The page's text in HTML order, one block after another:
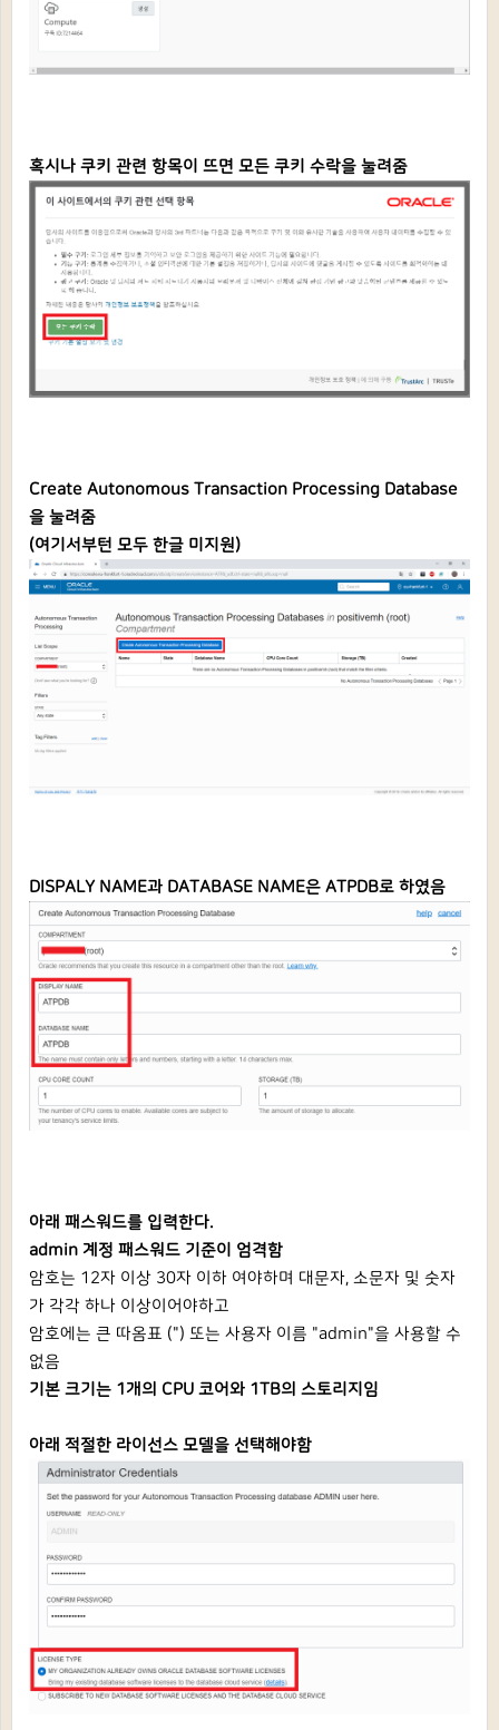
혹시나 쿠키 관련 항목이 뜨면 모든 쿠키 수락을 눌려줌
Create Autonomous Transaction Processing Database
을 눌려줌
(여기서부턴 모두 한글 미지원)
DISPALY NAME과 DATABASE NAME은 ATPDB로 하였음
아래 패스워드를 입력한다.
admin 계정 패스워드 기준이 엄격함
암호는 12자 이상 30자 이하 여야하며 대문자, 소문자 및 숫자
가 각각 하나 이상이어야하고
암호에는 큰 따옴표 (") 또는 사용자 이름 "admin"을 사용할 수
없음
기본 크기는 1개의 CPU 코어와 1TB의 스토리지임
아래 적절한 라이선스 모델을 선택해야함